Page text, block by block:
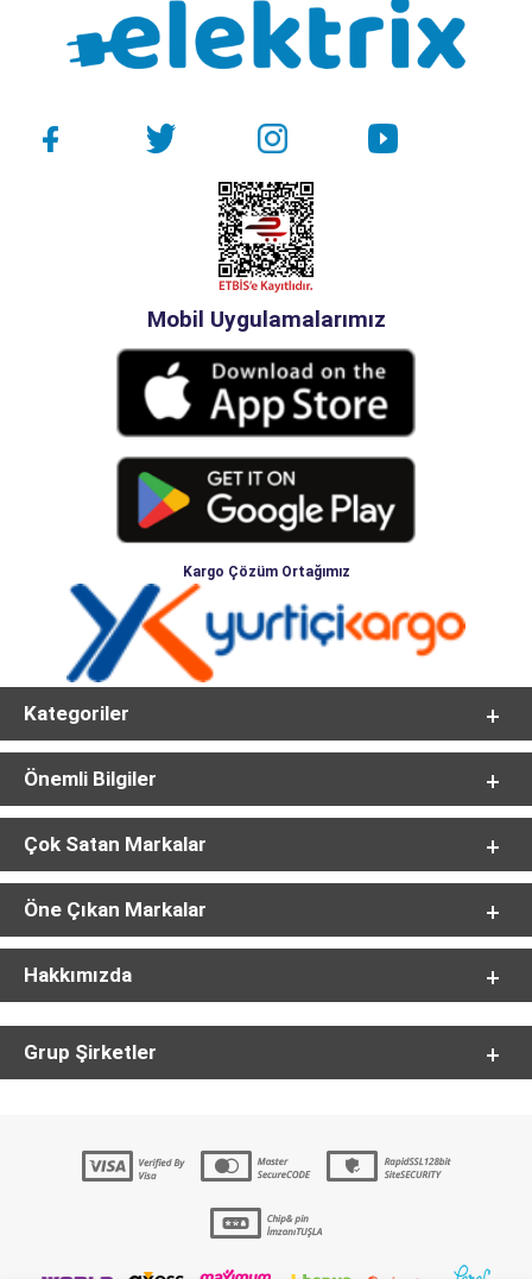
Mobil Uygulamalarımız
Kargo Çözüm Ortağımız
Kategoriler
Önemli Bilgiler
Çok Satan Markalar
Öne Çıkan Markalar
Hakkımızda
Grup Şirketler